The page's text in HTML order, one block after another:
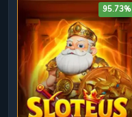
95.73%